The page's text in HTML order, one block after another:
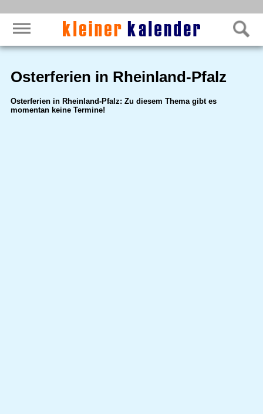
Osterferien in Rheinland-Pfalz
Osterferien in Rheinland-Pfalz: Zu diesem Thema gibt es
momentan keine Termine!